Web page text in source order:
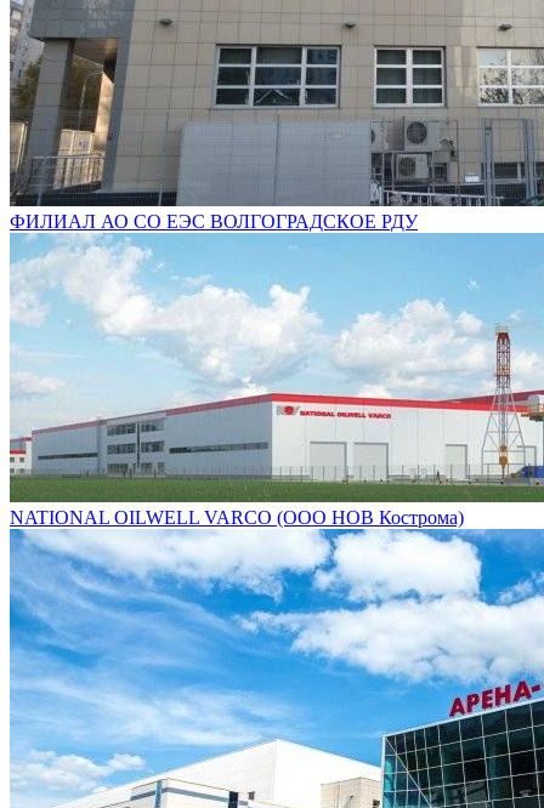
ФИЛИАЛ АО СО ЕЭС ВОЛГОГРАДСКОЕ РДУ
NATIONAL OILWELL VARCO (ООО НОВ Кострома)